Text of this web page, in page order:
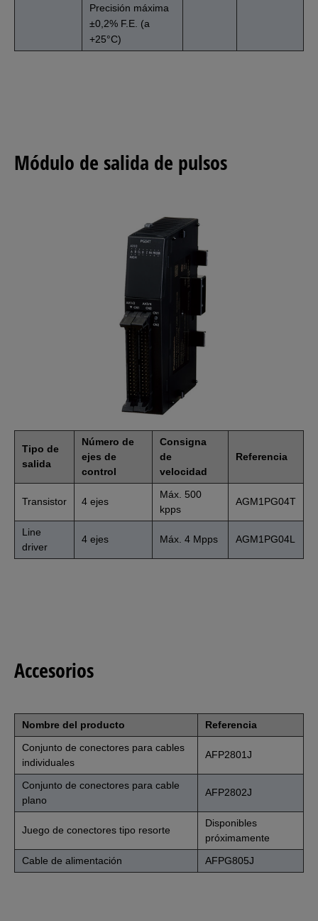
Precisión máxima
±0,2% F.E. (a
+25°C)
Módulo de salida de pulsos
Tipo de
salida
Número de
ejes de
control
Consigna
de
velocidad
Referencia
Transistor 4 ejes
Máx. 500
kpps
AGM1PG04T
Line
driver
4 ejes Máx. 4 Mpps AGM1PG04L
Accesorios
Nombre del producto
Referencia
Conjunto de conectores para cables
individuales
AFP2801J
Conjunto de conectores para cable
plano
AFP2802J
Juego de conectores tipo resorte
Disponibles
próximamente
Cable de alimentación
AFPG805J